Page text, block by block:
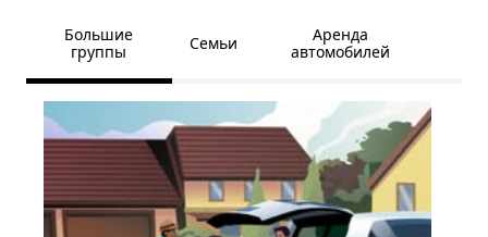
Большие
группы
Семьи
Аренда
автомобилей